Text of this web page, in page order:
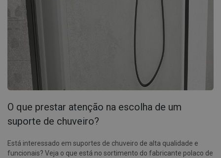
O que prestar atenção na escolha de um
suporte de chuveiro?
Está interessado em suportes de chuveiro de alta qualidade e
funcionais? Veja o que está no sortimento do fabricante polaco de